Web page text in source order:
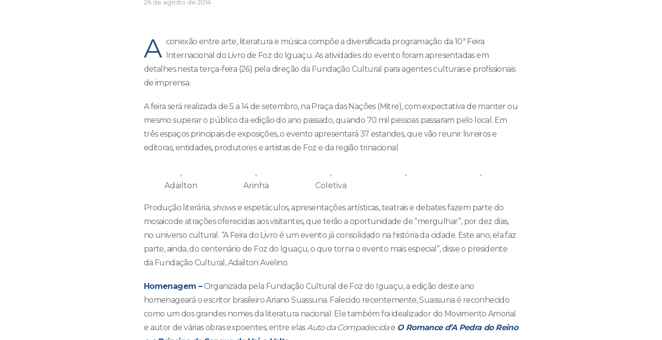
26 de agosto de 2014
A conexão entre arte, literatura e música compõe a diversificada programação da 10ª Feira
Internacional do Livro de Foz do Iguaçu. As atividades do evento foram apresentadas em
detalhes nesta terça-feira (26) pela direção da Fundação Cultural para agentes culturais e profissionais
de imprensa.
A feira será realizada de 5 a 14 de setembro, na Praça das Nações (Mitre), com expectativa de manter ou
mesmo superar o público da edição do ano passado, quando 70 mil pessoas passaram pelo local. Em
três espaços principais de exposições, o evento apresentará 37 estandes, que vão reunir livreiros e
editoras, entidades, produtores e artistas de Foz e da região trinacional.
Adailton Arinha Coletiva
Produção literária, showse espetáculos, apresentações artísticas, teatrais e debates fazem parte do
mosaicode atrações oferecidas aos visitantes, que terão a oportunidade de “mergulhar”, por dez dias,
no universo cultural. “A Feira do Livro é um evento já consolidado na história da cidade. Este ano, ela faz
parte, ainda, do centenário de Foz do Iguaçu, o que torna o evento mais especial”, disse o presidente
da Fundação Cultural, Adailton Avelino.
Homenagem –Organizada pela Fundação Cultural de Foz do Iguaçu, a edição deste ano
homenageará o escritor brasileiro Ariano Suassuna. Falecido recentemente, Suassuna é reconhecido
como um dos grandes nomes da literatura nacional. Ele também foi idealizador do Movimento Amorial
e autor de várias obras expoentes, entre elasAuto da Compadecidae O Romance d’A Pedra do Reino